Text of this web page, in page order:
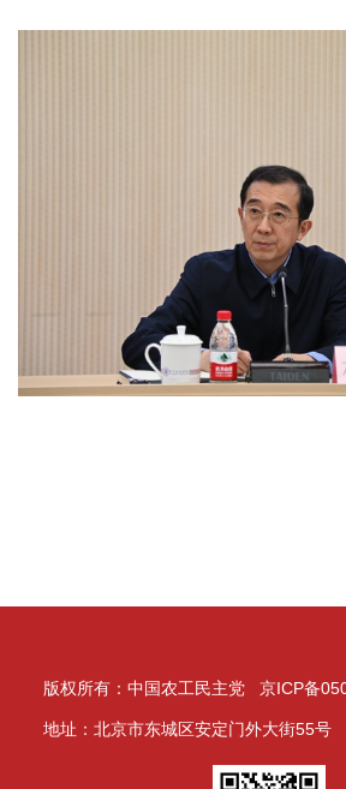
版权所有：中国农工民主党 京ICP备
地址：北京市东城区安定门外大街55号